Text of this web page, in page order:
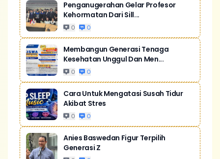
Penganugerahan Gelar Profesor
Kehormatan Dari Sill...
0 0
Membangun Generasi Tenaga
Kesehatan Unggul Dan Men...
0 0
Cara Untuk Mengatasi Susah Tidur
Akibat Stres
0 0
Anies Baswedan Figur Terpilih
Generasi Z